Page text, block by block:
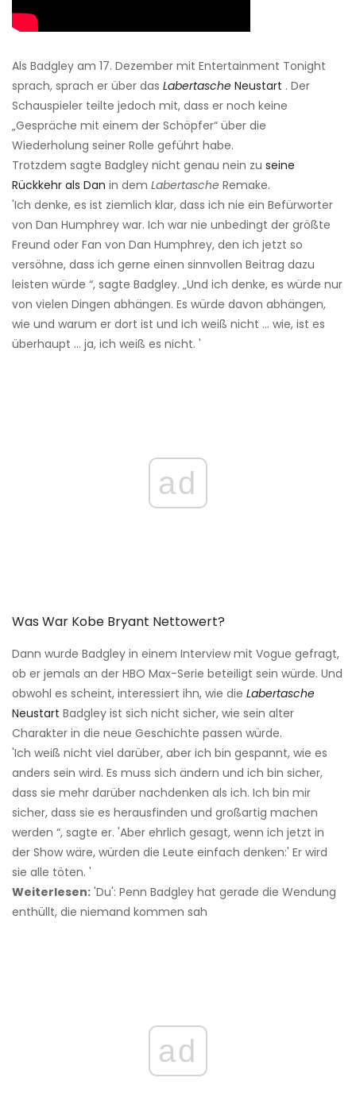
Als Badgley am 17. Dezember mit Entertainment Tonight
sprach, sprach er über das Labertasche Neustart . Der
Schauspieler teilte jedoch mit, dass er noch keine
„Gespräche mit einem der Schöpfer“ über die
Wiederholung seiner Rolle geführt habe.
Trotzdem sagte Badgley nicht genau nein zu seine
Rückkehr als Dan in dem Labertasche Remake.
'Ich denke, es ist ziemlich klar, dass ich nie ein Befürworter
von Dan Humphrey war. Ich war nie unbedingt der größte
Freund oder Fan von Dan Humphrey, den ich jetzt so
versöhne, dass ich gerne einen sinnvollen Beitrag dazu
leisten würde “, sagte Badgley. „Und ich denke, es würde nur
von vielen Dingen abhängen. Es würde davon abhängen,
wie und warum er dort ist und ich weiß nicht ... wie, ist es
überhaupt ... ja, ich weiß es nicht. '
ad
Was War Kobe Bryant Nettowert?
Dann wurde Badgley in einem Interview mit Vogue gefragt,
ob er jemals an der HBO Max-Serie beteiligt sein würde. Und
obwohl es scheint, interessiert ihn, wie die Labertasche
Neustart Badgley ist sich nicht sicher, wie sein alter
Charakter in die neue Geschichte passen würde.
'Ich weiß nicht viel darüber, aber ich bin gespannt, wie es
anders sein wird. Es muss sich ändern und ich bin sicher,
dass sie mehr darüber nachdenken als ich. Ich bin mir
sicher, dass sie es herausfinden und großartig machen
werden “, sagte er. 'Aber ehrlich gesagt, wenn ich jetzt in
der Show wäre, würden die Leute einfach denken:' Er wird
sie alle töten. '
Weiterlesen: 'Du': Penn Badgley hat gerade die Wendung
enthüllt, die niemand kommen sah
ad